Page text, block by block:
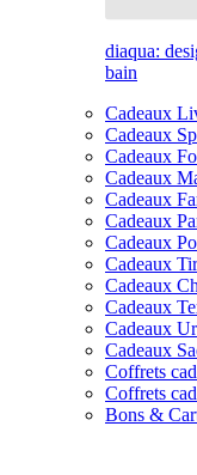
diaqua:
bain
Cadeaux
Cadeaux
Cadeaux
Cadeaux
Cadeaux
Cadeaux
Cadeaux
Cadeaux
Cadeaux
Cadeaux
Cadeaux
Cadeaux
Coffrets
Coffrets
Bons &